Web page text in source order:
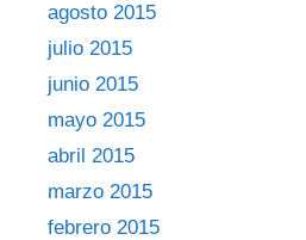
agosto 2015
julio 2015
junio 2015
mayo 2015
abril 2015
marzo 2015
febrero 2015